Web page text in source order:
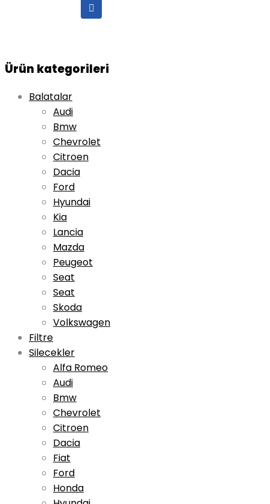
Ürün kategorileri
Balatalar
Audi
Bmw
Chevrolet
Citroen
Dacia
Ford
Hyundai
Kia
Lancia
Mazda
Peugeot
Seat
Seat
Skoda
Volkswagen
Filtre
Silecekler
Alfa Romeo
Audi
Bmw
Chevrolet
Citroen
Dacia
Fiat
Ford
Honda